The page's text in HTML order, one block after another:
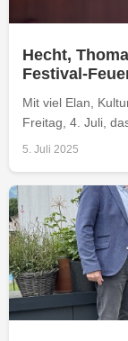
Hecht,
Festival-
Mit viel Elan,
Freitag, 4. Juli,
5. Juli 2025